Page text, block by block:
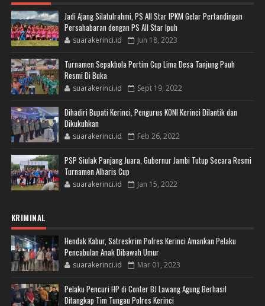
Jadi Ajang Silatulrahmi, PS All Star IPKM Gelar Pertandingan
Persahabaran dengan PS All Star Ipuh
suarakerinci.id Jun 18, 2023
Turnamen Sepakbola Portim Cup Lima Desa Tanjung Pauh
Resmi Di Buka
suarakerinci.id Sept 19, 2022
Dihadiri Bupati Kerinci, Pengurus KONI Kerinci Dilantik dan
Dikukuhkan
suarakerinci.id Feb 26, 2022
PSP Siulak Panjang Juara, Gubernur Jambi Tutup Secara Resmi
Turnamen Alharis Cup
suarakerinci.id Jan 15, 2022
KRIMINAL
Hendak Kabur, Satreskrim Polres Kerinci Amankan Pelaku
Pencabulan Anak Dibawah Umur
suarakerinci.id Mar 01, 2023
Pelaku Pencuri HP di Conter BJ Lawang Agung Berhasil
Ditangkap Tim Tungau Polres Kerinci